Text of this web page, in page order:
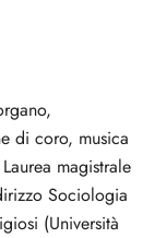
di coro, musica
magistrale
Sociologia
(Università